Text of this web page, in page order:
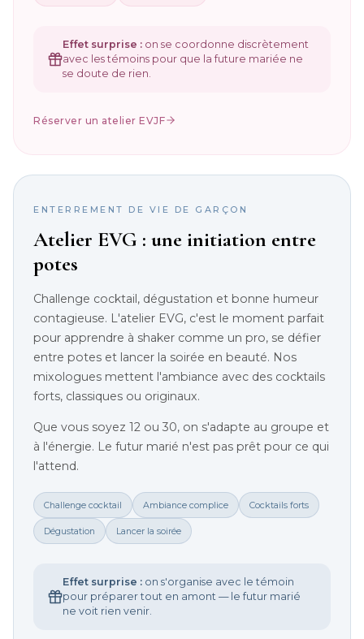
Effet surprise : on se coordonne discrètement
avec les témoins pour que la future mariée ne
se doute de rien.
Réserver un atelier EVJF
ENTERREMENT DE VIE DE GARÇON
Atelier EVG : une initiation entre
potes
Challenge cocktail, dégustation et bonne humeur
contagieuse. L'atelier EVG, c'est le moment parfait
pour apprendre à shaker comme un pro, se défier
entre potes et lancer la soirée en beauté. Nos
mixologues mettent l'ambiance avec des cocktails
forts, classiques ou originaux.
Que vous soyez 12 ou 30, on s'adapte au groupe et
à l'énergie. Le futur marié n'est pas prêt pour ce qui
l'attend.
Challenge cocktail Ambiance complice Cocktails forts
Dégustation Lancer la soirée
Effet surprise : on s'organise avec le témoin
pour préparer tout en amont — le futur marié
ne voit rien venir.